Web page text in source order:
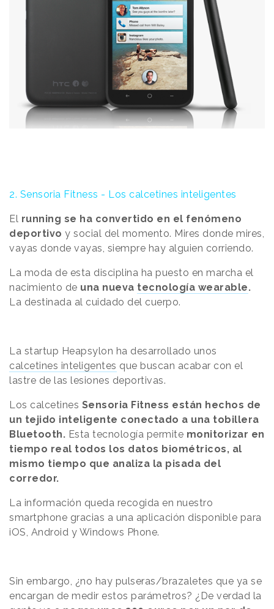
2. Sensoria Fitness - Los calcetines inteligentes
El running se ha convertido en el fenómeno
deportivo y social del momento. Mires donde mires,
vayas donde vayas, siempre hay alguien corriendo.
La moda de esta disciplina ha puesto en marcha el
nacimiento de una nueva tecnología wearable.
La destinada al cuidado del cuerpo.
La startup Heapsylon ha desarrollado unos
calcetines inteligentes que buscan acabar con el
lastre de las lesiones deportivas.
Los calcetines Sensoria Fitness están hechos de
un tejido inteligente conectado a una tobillera
Bluetooth. Esta tecnología permite monitorizar en
tiempo real todos los datos biométricos, al
mismo tiempo que analiza la pisada del
corredor.
La información queda recogida en nuestro
smartphone gracias a una aplicación disponible para
iOS, Android y Windows Phone.
Sin embargo, ¿no hay pulseras/brazaletes que ya se
encargan de medir estos parámetros? ¿De verdad la